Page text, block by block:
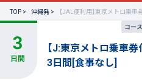
TOP 沖縄発
【JAL便利用】東京メトロ乗
コー
【J:東京メトロ乗車
3日間[食事なし]